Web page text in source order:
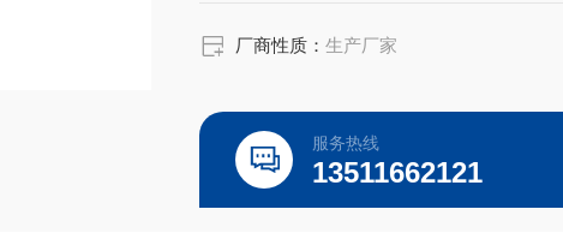
厂商性质：生产厂家
服务热线
13511662121